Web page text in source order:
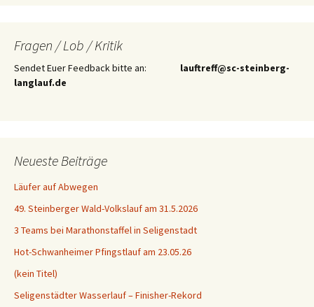
Fragen / Lob / Kritik
Sendet Euer Feedback bitte an: lauftreff@sc-steinberg-
langlauf.de
Neueste Beiträge
Läufer auf Abwegen
49. Steinberger Wald-Volkslauf am 31.5.2026
3 Teams bei Marathonstaffel in Seligenstadt
Hot-Schwanheimer Pfingstlauf am 23.05.26
(kein Titel)
Seligenstädter Wasserlauf – Finisher-Rekord